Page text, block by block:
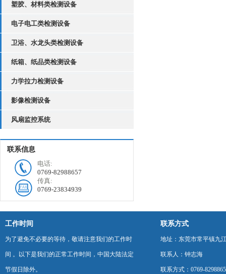
塑胶、材料类检测设备
电子电工类检测设备
卫浴、水龙头类检测设备
纸箱、纸品类检测设备
力学拉力检测设备
影像检测设备
风扇监控系统
联系信息
电话:
0769-82988657
传真:
0769-23834939
工作时间
为了避免不必要的等待，敬请注意我们的工作时
间 。以下是我们的正常工作时间，中国大陆法定
节假日除外。
联系方式
地址：东莞市常平镇九
联系人：钟志海
联系方式：0769-